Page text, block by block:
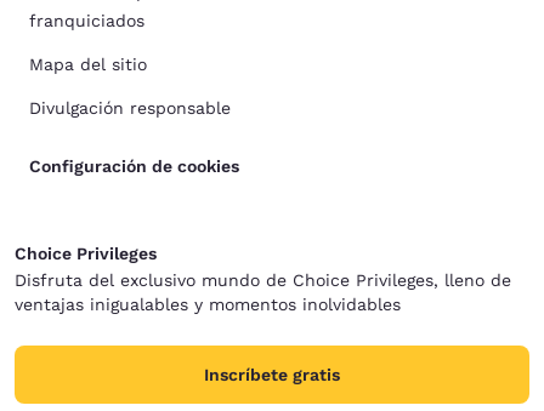
franquiciados
Mapa del sitio
Divulgación responsable
Configuración de cookies
Choice Privileges
Disfruta del exclusivo mundo de Choice Privileges, lleno de
ventajas inigualables y momentos inolvidables
Inscríbete gratis